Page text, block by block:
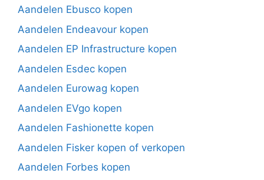
Aandelen Ebusco kopen
Aandelen Endeavour kopen
Aandelen EP Infrastructure kopen
Aandelen Esdec kopen
Aandelen Eurowag kopen
Aandelen EVgo kopen
Aandelen Fashionette kopen
Aandelen Fisker kopen of verkopen
Aandelen Forbes kopen